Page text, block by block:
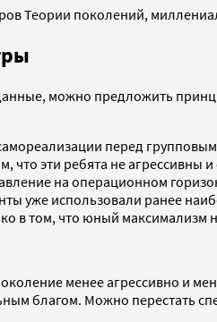
Теории поколений,
можно предложить
перед
что эти ребята не агрессивны
на операционном
уже использовали ранее
в том, что юный
менее агрессивно и
благом. Можно перестать